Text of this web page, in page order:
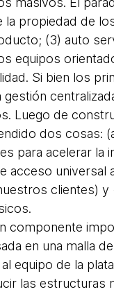
la propiedad de
(3) auto
equipos
Si bien los
Luego de
dos cosas:
para acelerar la
acceso
clientes)
componente
en una malla
equipo de la
las estructuras